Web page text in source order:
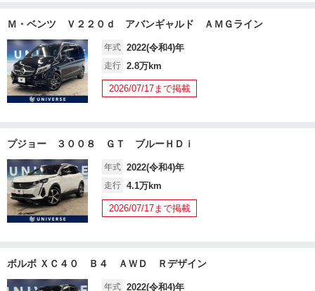
Ｍ・ベンツ Ｖ２２０ｄ アバンギャルド ＡＭＧライン
年式 2022(令和4)年
走行 2.8万km
2026/07/17まで掲載
プジョー ３００８ ＧＴ ブルーＨＤｉ
年式 2022(令和4)年
走行 4.1万km
2026/07/17まで掲載
ボルボ ＸＣ４０ Ｂ４ ＡＷＤ Ｒデザイン
年式 2022(令和4)年